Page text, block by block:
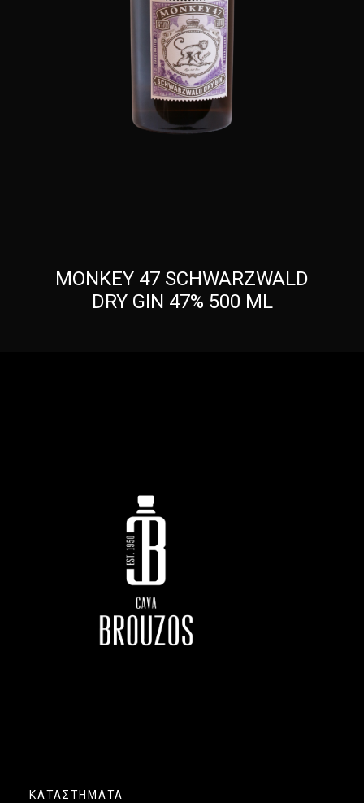
MONKEY 47 SCHWARZWALD
DRY GIN 47% 500 ML
ΚΑΤΑΣΤΗΜΑΤΑ